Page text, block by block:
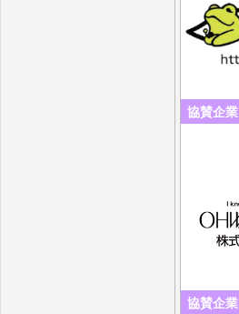
協賛企業
協賛企業